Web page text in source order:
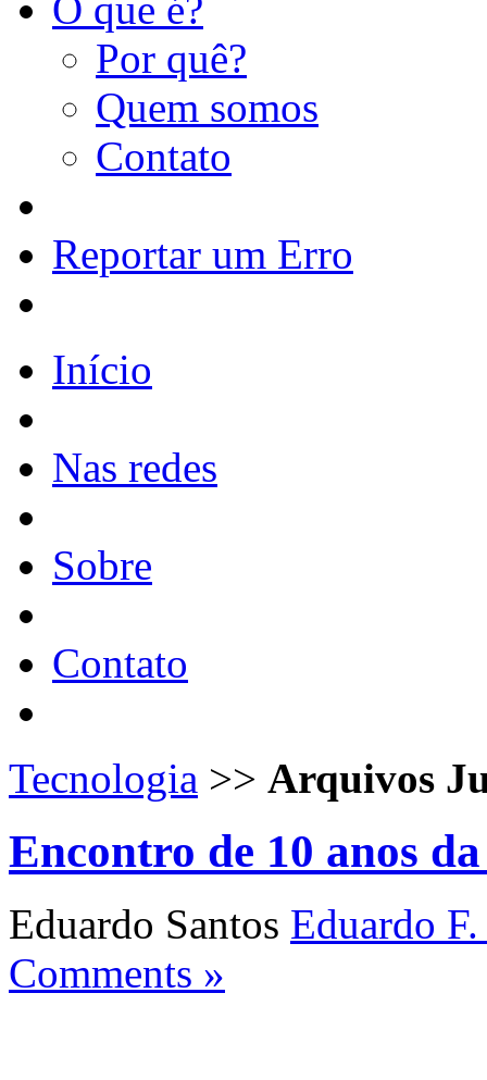
Por quê?
Quem somos
Contato
Reportar um Erro
Início
Nas redes
Sobre
Contato
Tecnologia >> Arquivos
Encontro de 10 anos
Eduardo Santos Eduardo
Comments »